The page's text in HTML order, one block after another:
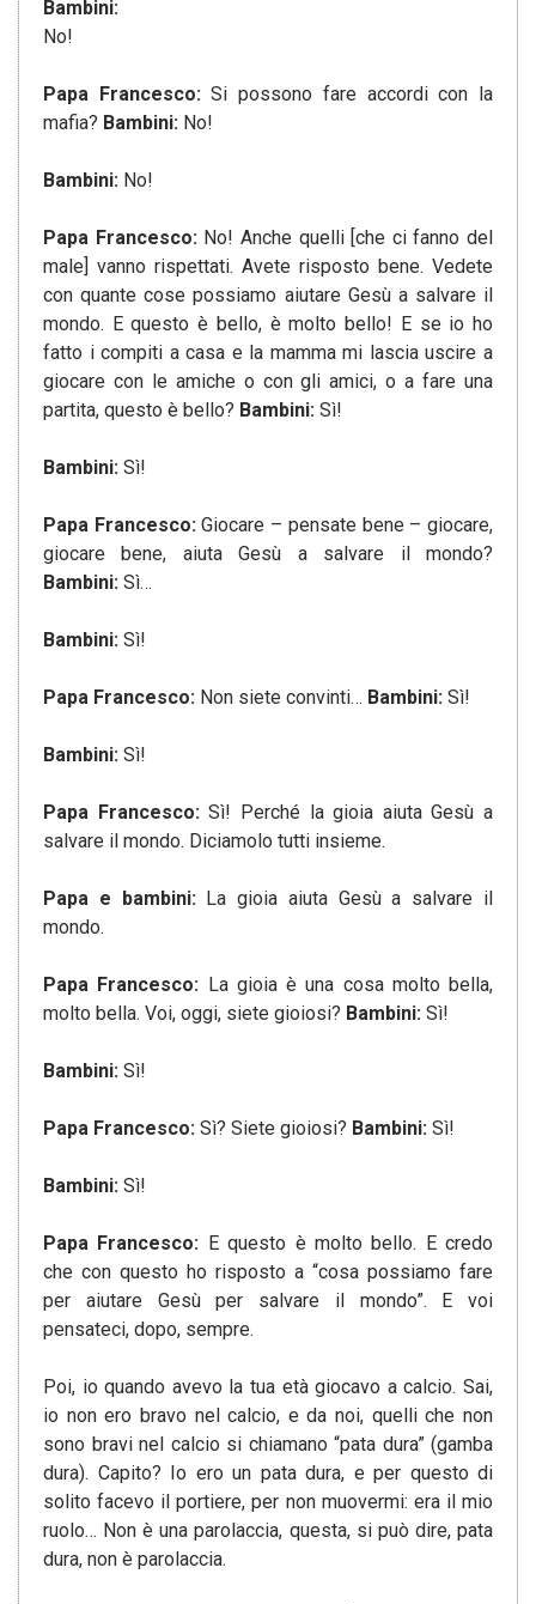
Bambini:
No!
Papa Francesco:Si possono fare accordi con la
mafia? Bambini: No!
Bambini: No!
Papa Francesco:No! Anche quelli [che ci fanno del
male] vanno rispettati. Avete risposto bene. Vedete
con quante cose possiamo aiutare Gesù a salvare il
mondo. E questo è bello, è molto bello! E se io ho
fatto i compiti a casa e la mamma mi lascia uscire a
giocare con le amiche o con gli amici, o a fare una
partita, questo è bello? Bambini: Sì!
Bambini: Sì!
Papa Francesco:Giocare – pensate bene – giocare,
giocare bene, aiuta Gesù a salvare il mondo?
Bambini: Sì…
Bambini: Sì!
Papa Francesco: Non siete convinti… Bambini: Sì!
Bambini: Sì!
Papa Francesco:Sì! Perché la gioia aiuta Gesù a
salvare il mondo. Diciamolo tutti insieme.
Papa e bambini:La gioia aiuta Gesù a salvare il
mondo.
Papa Francesco: La gioia è una cosa molto bella,
molto bella. Voi, oggi, siete gioiosi? Bambini: Sì!
Bambini: Sì!
Papa Francesco: Sì? Siete gioiosi? Bambini: Sì!
Bambini: Sì!
Papa Francesco: E questo è molto bello. E credo
che con questo ho risposto a “cosa possiamo fare
per aiutare Gesù per salvare il mondo”. E voi
pensateci, dopo, sempre.
Poi, io quando avevo la tua età giocavo a calcio. Sai,
io non ero bravo nel calcio, e da noi, quelli che non
sono bravi nel calcio si chiamano “pata dura” (gamba
dura). Capito? Io ero un pata dura, e per questo di
solito facevo il portiere, per non muovermi: era il mio
ruolo… Non è una parolaccia, questa, si può dire, pata
dura, non è parolaccia.